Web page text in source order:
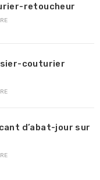
retoucheur
couturier
d’abat-jour sur